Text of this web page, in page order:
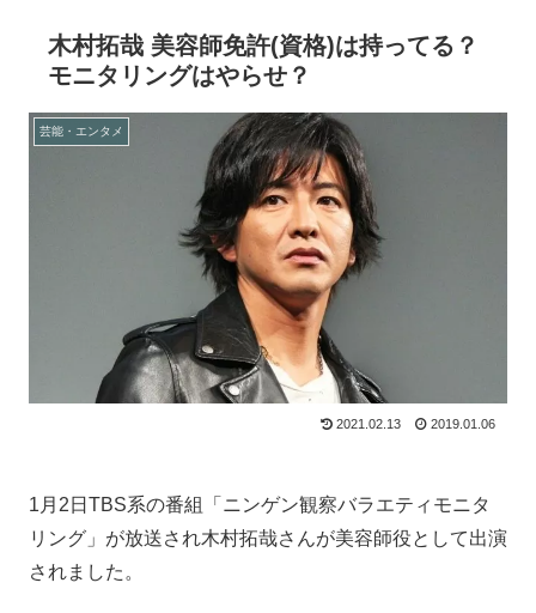
木村拓哉 美容師免許(資格)は持ってる？
モニタリングはやらせ？
芸能・エンタメ
2021.02.13 2019.01.06
1月2日TBS系の番組「ニンゲン観察バラエティモニタ
リング」が放送され木村拓哉さんが美容師役として出演
されました。